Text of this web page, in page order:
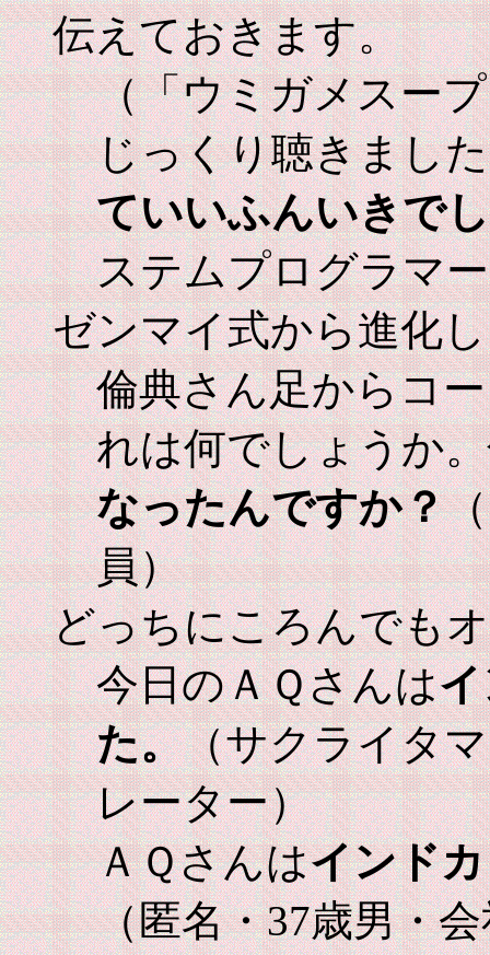
伝えておきます。
（「ウミガメスー
じっくり聴きまし
ていいふんいきで
ステムプログラマ
ゼンマイ式から進化
倫典さん足からコ
れは何でしょうか。
なったんですか？
員）
どっちにころんでも
今日のＡＱさんは
た。（サクライタ
レーター）
ＡＱさんはインド
（匿名・37歳男・